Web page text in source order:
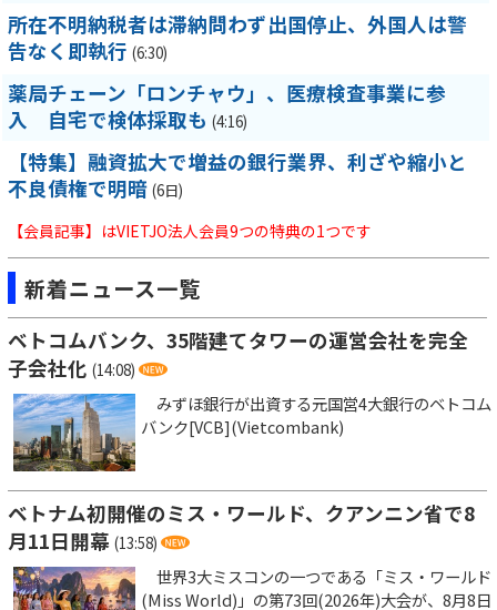
所在不明納税者は滞納問わず出国停止、外国人は警
告なく即執行 (6:30)
薬局チェーン「ロンチャウ」、医療検査事業に参
入 自宅で検体採取も (4:16)
【特集】融資拡大で増益の銀行業界、利ざや縮小と
不良債権で明暗 (6日)
【会員記事】はVIETJO法人会員9つの特典の1つです
新着ニュース一覧
ベトコムバンク、35階建てタワーの運営会社を完全
子会社化 (14:08)
みずほ銀行が出資する元国営4大銀行のベトコム
バンク[VCB](Vietcombank)
ベトナム初開催のミス・ワールド、クアンニン省で8
月11日開幕 (13:58)
世界3大ミスコンの一つである「ミス・ワールド
(Miss World)」の第73回(2026年)大会が、8月8日